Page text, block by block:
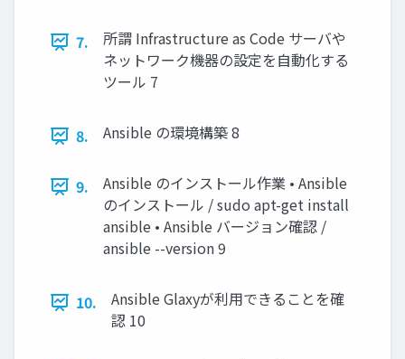
7.
所謂 Infrastructure as Code サーバや
ネットワーク機器の設定を自動化する
ツール 7
8. Ansible の環境構築 8
9.
Ansible のインストール作業 • Ansible
のインストール / sudo apt-get install
ansible • Ansible バージョン確認 /
ansible --version 9
10.
Ansible Glaxyが利用できることを確
認 10